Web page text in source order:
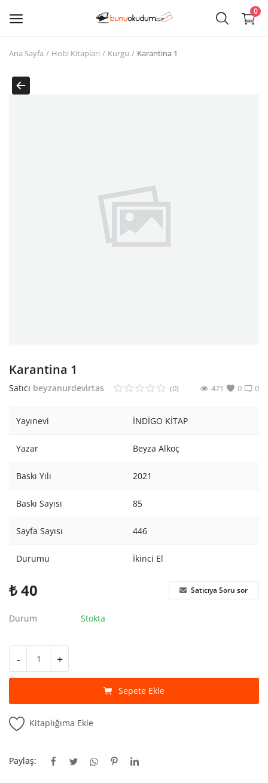
0
Sat
Mağazalar
Blog
İletişim
TRY (₺)
Ana Sayfa Hobi Kitapları Kurgu Karantina 1
Karantina 1
Satıcı beyzanurdevirtas 0
(0) 0
471
Yayınevi İNDİGO KİTAP
Yazar Beyza Alkoç
Baskı Yılı 2021
Baskı Sayısı 85
Sayfa Sayısı 446
Durumu İkinci El
₺40 Satıcıya Soru sor
Durum Stokta
- +
Sepete Ekle
Kitaplığıma Ekle
Paylaş: